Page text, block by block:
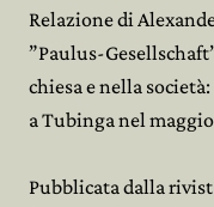
Alexander Langer
Archivio
Relazione di
”Paulus-
chiesa e nella
a Tubinga nel maggio
Pubblicata dalla